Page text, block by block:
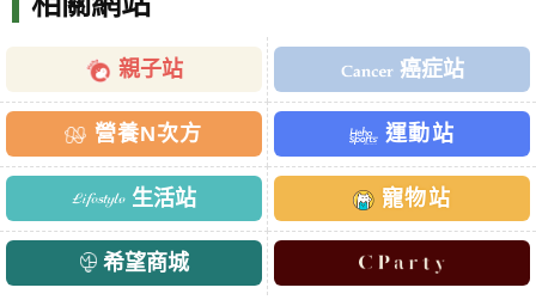
親子站 癌症站
營養N次方 運動站
生活站 寵物站
希望商城